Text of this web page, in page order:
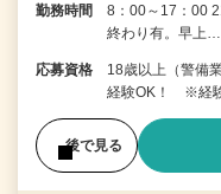
勤務時間
8：00～17：00
終わり有。早上…
応募資格
18歳以上（警備
経験OK！ ※経験
後で見る